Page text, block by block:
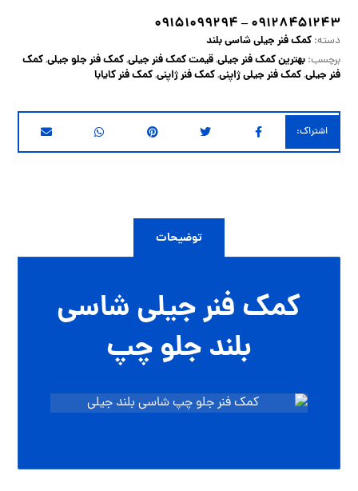
۰۹۱۲۸۴۵۱۲۴۳ – ۰۹۱۵۱۰۹۹۲۹۴
دسته:کمک فنر جیلی شاسی بلند
برچسب:بهترین کمک فنر جیلی,قیمت کمک فنر جیلی,کمک فنر جلو جیلی,کمک
فنر جیلی,کمک فنر جیلی ژاپنی,کمک فنر ژاپنی,کمک فنر کایابا
توضیحات
کمک فنر جیلی شاسی
بلند جلو چپ